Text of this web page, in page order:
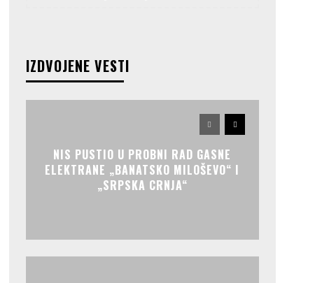
IZDVOJENE VESTI
NIS PUSTIO U PROBNI RAD GASNE
ELEKTRANE „BANATSKO MILOŠEVO“ I
„SRPSKA CRNJA“